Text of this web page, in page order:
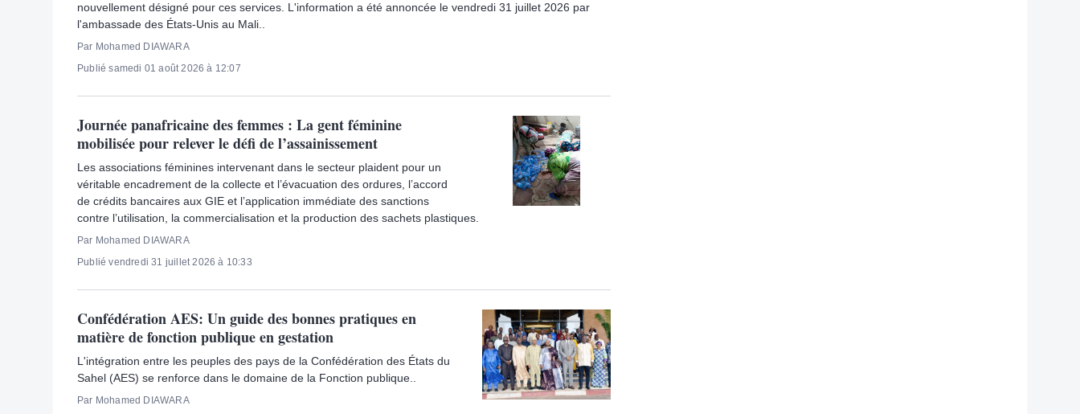
nouvellement désigné pour ces services. L'information a été annoncée le vendredi 31 juillet 2026 par
l'ambassade des États-Unis au Mali..
Par Mohamed DIAWARA
Publié samedi 01 août 2026 à 12:07
Journée panafricaine des femmes : La gent féminine
mobilisée pour relever le défi de l’assainissement
Les associations féminines intervenant dans le secteur plaident pour un
véritable encadrement de la collecte et l’évacuation des ordures, l’accord
de crédits bancaires aux GIE et l’application immédiate des sanctions
contre l’utilisation, la commercialisation et la production des sachets plastiques.
Par Mohamed DIAWARA
Publié vendredi 31 juillet 2026 à 10:33
Confédération AES: Un guide des bonnes pratiques en
matière de fonction publique en gestation
L'intégration entre les peuples des pays de la Confédération des États du
Sahel (AES) se renforce dans le domaine de la Fonction publique..
Par Mohamed DIAWARA